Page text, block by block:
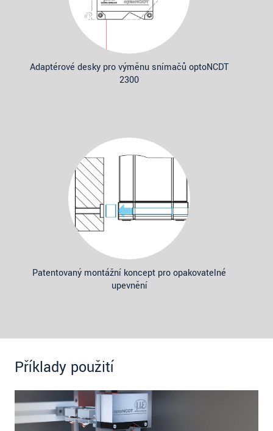
Adaptérové desky pro výměnu snímačů optoNCDT
2300
Patentovaný montážní koncept pro opakovatelné
upevnění
Příklady použití